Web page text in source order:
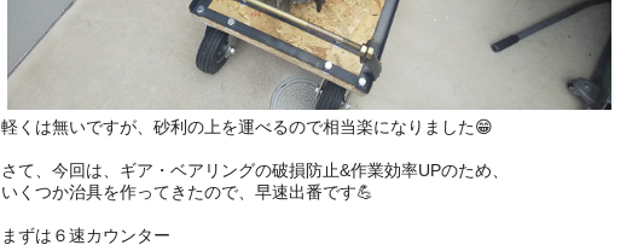
軽くは無いですが、砂利の上を運べるので相当楽になりました😁
さて、今回は、ギア・ベアリングの破損防止&作業効率UPのため、
いくつか治具を作ってきたので、早速出番です💪
まずは６速カウンター